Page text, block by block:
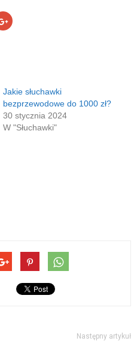
Click
to
Jakie słuchawki
bezprzewodowe do 1000 zł?
30 stycznia 2024
W "Słuchawki"
Następny artykuł